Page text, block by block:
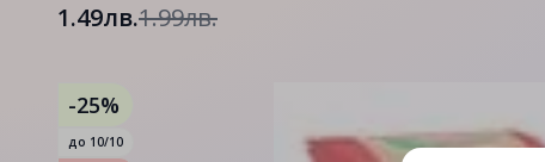
1.49лв.1.99лв.
-25%
до 10/10